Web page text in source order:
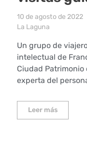
10 de agosto de 2022
La Laguna
Un grupo de
intelectual de
Ciudad Patrimonio
experta del
Leer más